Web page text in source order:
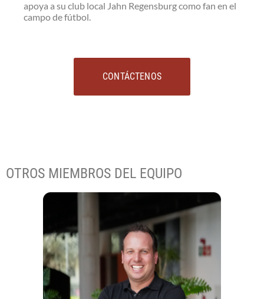
apoya a su club local Jahn Regensburg como fan en el
campo de fútbol.
CONTÁCTENOS
OTROS MIEMBROS DEL EQUIPO